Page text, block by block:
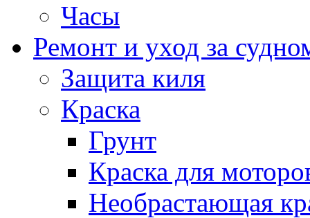
Часы
Ремонт и уход за
Защита киля
Краска
Грунт
Краска для
Необрастающая